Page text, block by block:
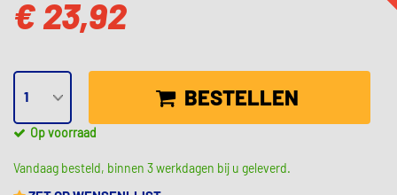
€ 23,92
BESTELLEN
Op voorraad
Vandaag besteld, binnen 3 werkdagen bij u geleverd.